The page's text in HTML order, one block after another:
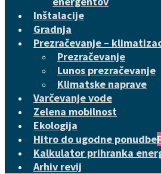
Inštalacije
Gradnja
Prezračevanje –
Prezračevanje
Lunos prezračevanje
Klimatske naprave
Varčevanje vode
Zelena mobilnost
Ekologija
Hitro do ugodne ponudbe
Kalkulator prihranka
Arhiv revij